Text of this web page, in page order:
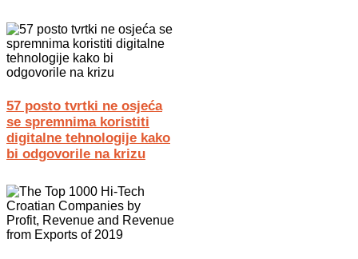
57 posto tvrtki ne osjeća
se spremnima koristiti
digitalne tehnologije kako
bi odgovorile na krizu